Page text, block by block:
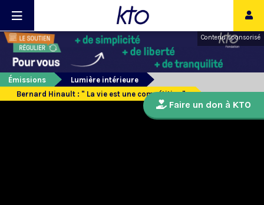
Contenu sponsorisé
Émissions
Lumière intérieure
Bernard Hinault : " La vie est une compétition".
Faire un don à KTO